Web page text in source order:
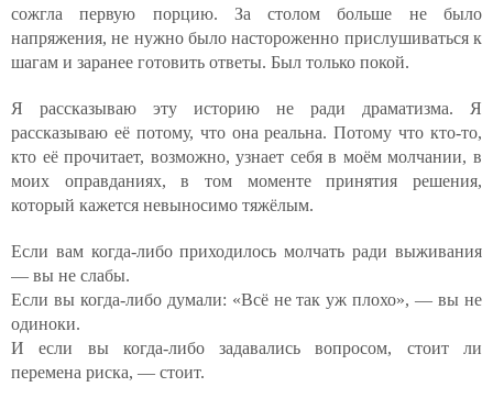
сожгла первую порцию. За столом больше не было
напряжения, не нужно было настороженно прислушиваться к
шагам и заранее готовить ответы. Был только покой.
Я рассказываю эту историю не ради драматизма. Я
рассказываю её потому, что она реальна. Потому что кто-то,
кто её прочитает, возможно, узнает себя в моём молчании, в
моих оправданиях, в том моменте принятия решения,
который кажется невыносимо тяжёлым.
Если вам когда-либо приходилось молчать ради выживания
— вы не слабы.
Если вы когда-либо думали: «Всё не так уж плохо», — вы не
одиноки.
И если вы когда-либо задавались вопросом, стоит ли
перемена риска, — стоит.